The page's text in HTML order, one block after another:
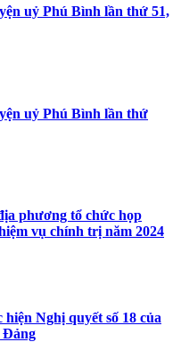
uỷ Phú Bình lần thứ 51,
uỷ Phú Bình lần thứ
phương tổ chức họp
vụ chính trị năm 2024
Nghị quyết số 18 của
Đảng